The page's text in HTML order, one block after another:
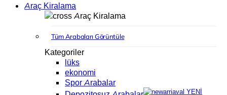
Araç Kiralama
Araç Kiralama
Tüm Arabaları Görüntüle
Kategoriler
lüks
ekonomi
Spor Arabalar
YENİ